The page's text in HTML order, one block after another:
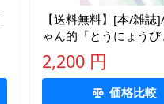
【送料無料】[本/雑誌
ゃん的「とうにょうび
論/小野えあ/著
2,200 円
価格比較